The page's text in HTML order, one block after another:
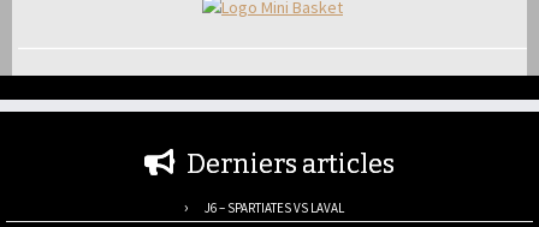
Derniers articles
J6 – SPARTIATES VS LAVAL